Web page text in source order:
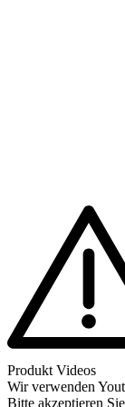
Produkt Videos
Wir verwenden
Bitte akzeptieren